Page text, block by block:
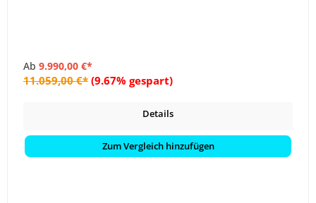
Ab 9.990,00 €*
11.059,00 €* (9.67% gespart)
Details
Zum Vergleich hinzufügen